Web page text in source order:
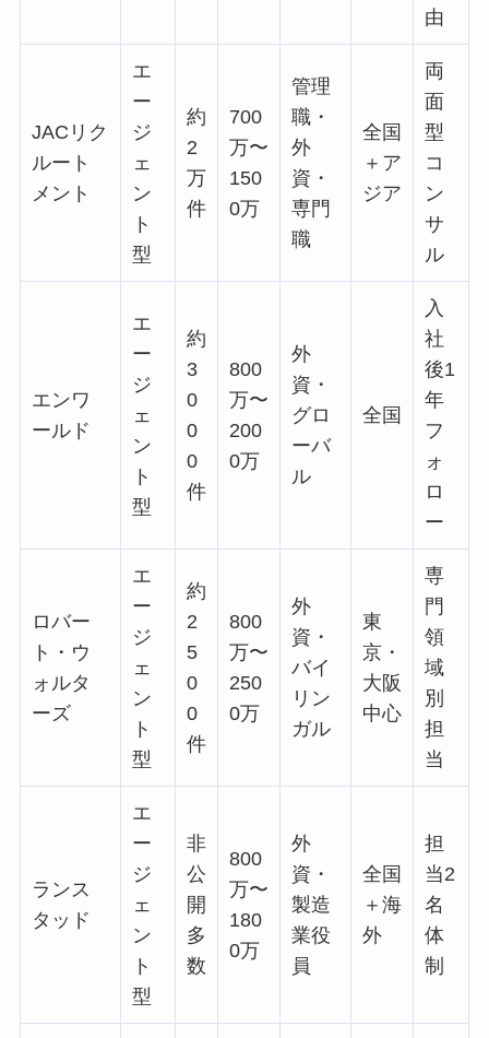
由
JACリク
ルート
メント
エ
ー
ジ
ェ
ン
ト
型
約
2
万
件
700
万〜
150
0万
管理
職・
外
資・
専門
職
全国
＋ア
ジア
両
面
型
コ
ン
サ
ル
エンワ
ールド
エ
ー
ジ
ェ
ン
ト
型
約
3
0
0
0
件
800
万〜
200
0万
外
資・
グロ
ーバ
ル
全国
入
社
後1
年
フ
ォ
ロ
ー
ロバー
ト・ウ
ォルタ
ーズ
エ
ー
ジ
ェ
ン
ト
型
約
2
5
0
0
件
800
万〜
250
0万
外
資・
バイ
リン
ガル
東
京・
大阪
中心
専
門
領
域
別
担
当
ランス
タッド
エ
ー
ジ
ェ
ン
ト
型
非
公
開
多
数
800
万〜
180
0万
外
資・
製造
業役
員
全国
＋海
外
担
当2
名
体
制